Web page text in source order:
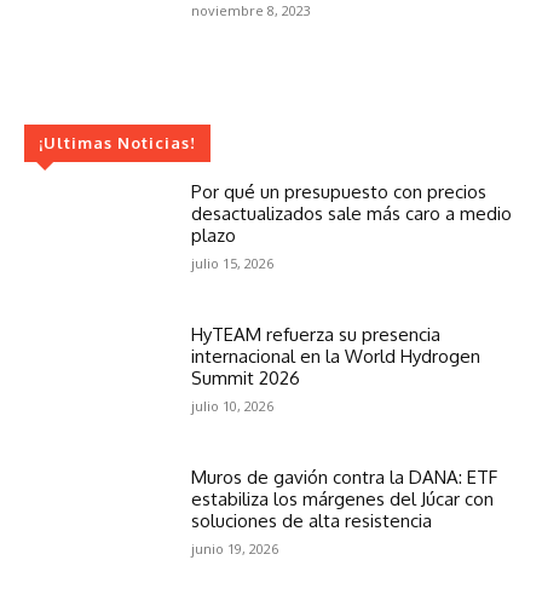
noviembre 8, 2023
¡Ultimas Noticias!
Por qué un presupuesto con precios
desactualizados sale más caro a medio
plazo
julio 15, 2026
HyTEAM refuerza su presencia
internacional en la World Hydrogen
Summit 2026
julio 10, 2026
Muros de gavión contra la DANA: ETF
estabiliza los márgenes del Júcar con
soluciones de alta resistencia
junio 19, 2026